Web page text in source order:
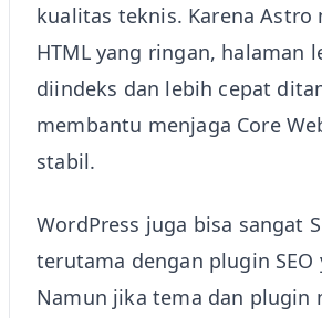
kualitas teknis. Karena Astro
HTML yang ringan, halaman
diindeks dan lebih cepat
membantu menjaga Core
stabil.
WordPress juga bisa sangat
terutama dengan plugin SEO
Namun jika tema dan plugin